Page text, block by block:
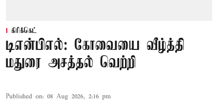
கிரிக்கெட்
டிஎன்பிஎல்: கோவையை வீழ்த்தி
மதுரை அசத்தல் வெற்றி
Published on: 08 Aug 2026, 2:16 pm